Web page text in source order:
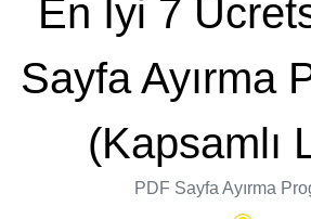
En İyi 7
Sayfa Ayırma
(Kapsamlı
PDF Sayfa Ayırma